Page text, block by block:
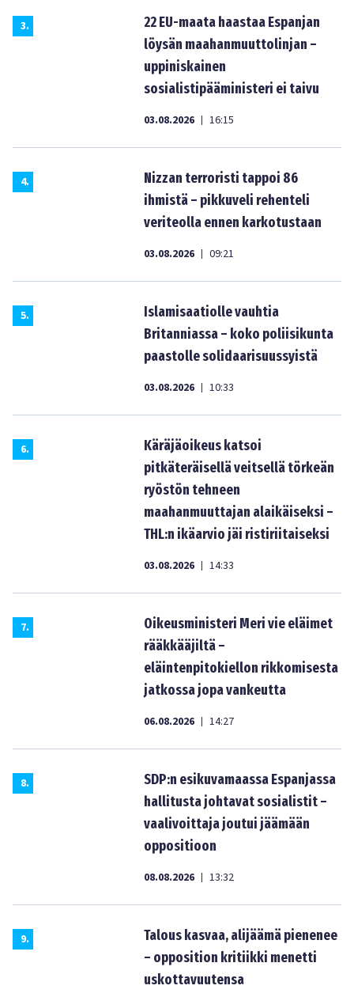
3.
22 EU-maata haastaa Espanjan
löysän maahanmuuttolinjan –
uppiniskainen
sosialistipääministeri ei taivu
03.08.2026 | 16:15
4.
Nizzan terroristi tappoi 86
ihmistä – pikkuveli rehenteli
veriteolla ennen karkotustaan
03.08.2026 | 09:21
5.
Islamisaatiolle vauhtia
Britanniassa – koko poliisikunta
paastolle solidaarisuussyistä
03.08.2026 | 10:33
6.
Käräjäoikeus katsoi
pitkäteräisellä veitsellä törkeän
ryöstön tehneen
maahanmuuttajan alaikäiseksi –
THL:n ikäarvio jäi ristiriitaiseksi
03.08.2026 | 14:33
7.
Oikeusministeri Meri vie eläimet
rääkkääjiltä –
eläintenpitokiellon rikkomisesta
jatkossa jopa vankeutta
06.08.2026 | 14:27
8.
SDP:n esikuvamaassa Espanjassa
hallitusta johtavat sosialistit –
vaalivoittaja joutui jäämään
oppositioon
08.08.2026 | 13:32
9.
Talous kasvaa, alijäämä pienenee
– opposition kritiikki menetti
uskottavuutensa